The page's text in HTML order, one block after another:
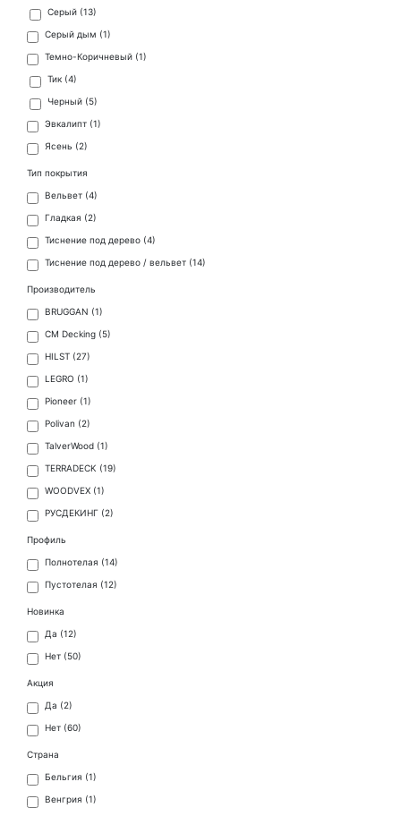
Серый (13)
Серый дым (1)
Темно-Коричневый (1)
Тик (4)
Черный (5)
Эвкалипт (1)
Ясень (2)
Тип покрытия
Вельвет (4)
Гладкая (2)
Тиснение под дерево (4)
Тиснение под дерево / вельвет (14)
Производитель
BRUGGAN (1)
CM Decking (5)
HILST (27)
LEGRO (1)
Pioneer (1)
Polivan (2)
TalverWood (1)
TERRADECK (19)
WOODVEX (1)
РУСДЕКИНГ (2)
Профиль
Полнотелая (14)
Пустотелая (12)
Новинка
Да (12)
Нет (50)
Акция
Да (2)
Нет (60)
Страна
Бельгия (1)
Венгрия (1)